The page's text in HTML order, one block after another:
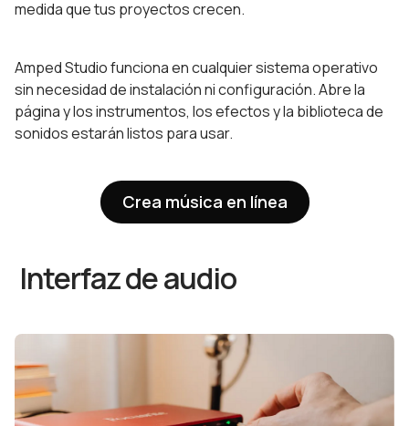
medida que tus proyectos crecen.
Amped Studio funciona en cualquier sistema operativo
sin necesidad de instalación ni configuración. Abre la
página y los instrumentos, los efectos y la biblioteca de
sonidos estarán listos para usar.
Crea música en línea
Interfaz de audio